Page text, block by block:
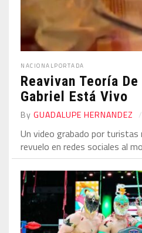
NACIONALPORTADA
Reavivan Teoría De
Gabriel Está Vivo
By GUADALUPE HERNANDEZ
Un video grabado por turistas
revuelo en redes sociales al